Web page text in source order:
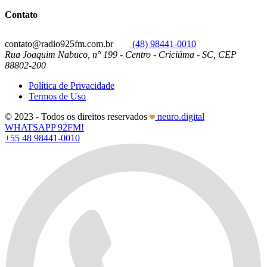
Contato
contato@radio925fm.com.br
(48) 98441-0010
Rua Joaquim Nabuco, n° 199 - Centro - Criciúma - SC, CEP
88802-200
Política de Privacidade
Termos de Uso
© 2023 - Todos os direitos reservados
neuro.digital
WHATSAPP 92FM!
+55 48 98441-0010